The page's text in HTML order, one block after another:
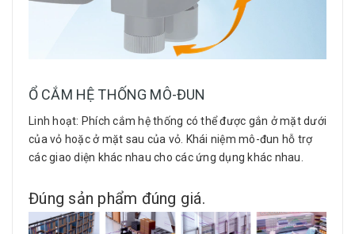
Ổ CẮM HỆ THỐNG MÔ-ĐUN
Linh hoạt: Phích cắm hệ thống có thể được gắn ở mặt dưới
của vỏ hoặc ở mặt sau của vỏ. Khái niệm mô-đun hỗ trợ
các giao diện khác nhau cho các ứng dụng khác nhau.
Đúng sản phẩm đúng giá.